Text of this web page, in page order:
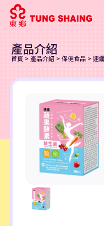
產品介紹
首頁 > 產品介紹 >保健食品 >速